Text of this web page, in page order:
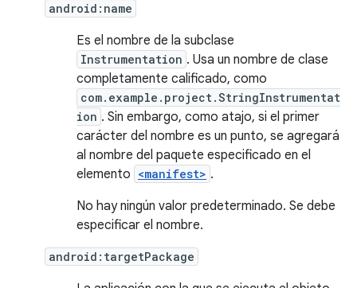
android:name
Es el nombre de la subclase
Instrumentation . Usa un nombre de clase
completamente calificado, como
com.example.project.StringInstrumentat
ion . Sin embargo, como atajo, si el primer
carácter del nombre es un punto, se agregará
al nombre del paquete especificado en el
elemento <manifest> .
No hay ningún valor predeterminado. Se debe
especificar el nombre.
android:targetPackage